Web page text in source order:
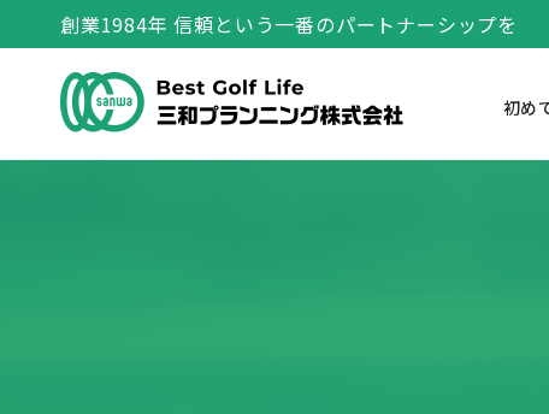
創業1984年 信頼という一番のパートナーシップを
初め